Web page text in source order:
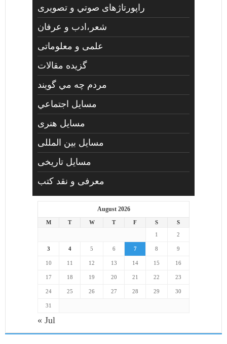
راپورتاژهای صوتي و تصويری
شعر،ادب و عرفان
علمی و معلوماتی
گزیده مقالات
مردم چه مي گويند
مسايل اجتماعي
مسايل هنری
مسایل بین المللی
مسایل تاریخی
معرفی و نقد کتب
August 2026
M T W T F S
S
1
2
3 4 5 6 7 8 9
10 11 12 13 14 15 16
17 18 19 20 21 22 23
24 25 26 27 28 29 30
31
« Jul